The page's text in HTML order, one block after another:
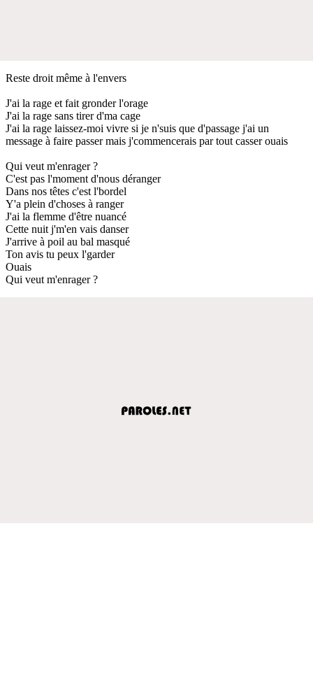
Reste droit même à l'envers
J'ai la rage et fait gronder l'orage
J'ai la rage sans tirer d'ma cage
J'ai la rage laissez-moi vivre si je n'suis que d'passage j'ai un
message à faire passer mais j'commencerais par tout casser ouais
Qui veut m'enrager ?
C'est pas l'moment d'nous déranger
Dans nos têtes c'est l'bordel
Y'a plein d'choses à ranger
J'ai la flemme d'être nuancé
Cette nuit j'm'en vais danser
J'arrive à poil au bal masqué
Ton avis tu peux l'garder
Ouais
Qui veut m'enrager ?